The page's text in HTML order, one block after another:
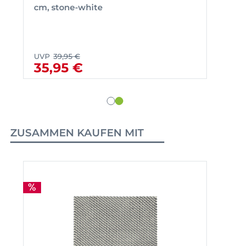
cm, stone-white
UVP 39,95 €
35,95 €
ZUSAMMEN KAUFEN MIT